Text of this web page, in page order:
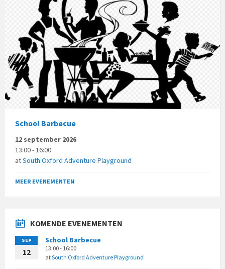
School Barbecue
12 september 2026
13:00 - 16:00
atSouth Oxford Adventure Playground
MEER EVENEMENTEN
KOMENDE EVENEMENTEN
SEP
12
School Barbecue
13:00 - 16:00
atSouth Oxford Adventure Playground